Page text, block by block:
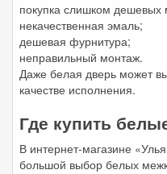
покупка слишком дешевых
некачественная эмаль;
дешевая фурнитура;
неправильный монтаж.
Даже белая дверь может
качестве исполнения.
Где купить
В интернет-магазине
большой выбор белых